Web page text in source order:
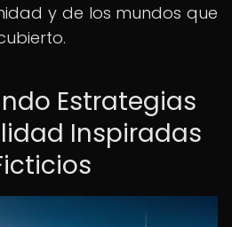
y de los mundos que
Estrategias
Inspiradas